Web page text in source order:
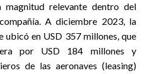
magnitud relevante dentro del
A diciembre 2023, la
ubicó en USD 357 millones, que
por USD 184 millones y
de las aeronaves (leasing)